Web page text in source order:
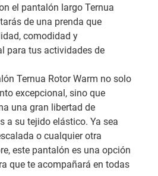
el pantalón largo Ternua
de una prenda que
comodidad y
para tus actividades de
Ternua Rotor Warm no solo
excepcional, sino que
una gran libertad de
a su tejido elástico. Ya sea
o cualquier otra
este pantalón es una opción
que te acompañará en todas